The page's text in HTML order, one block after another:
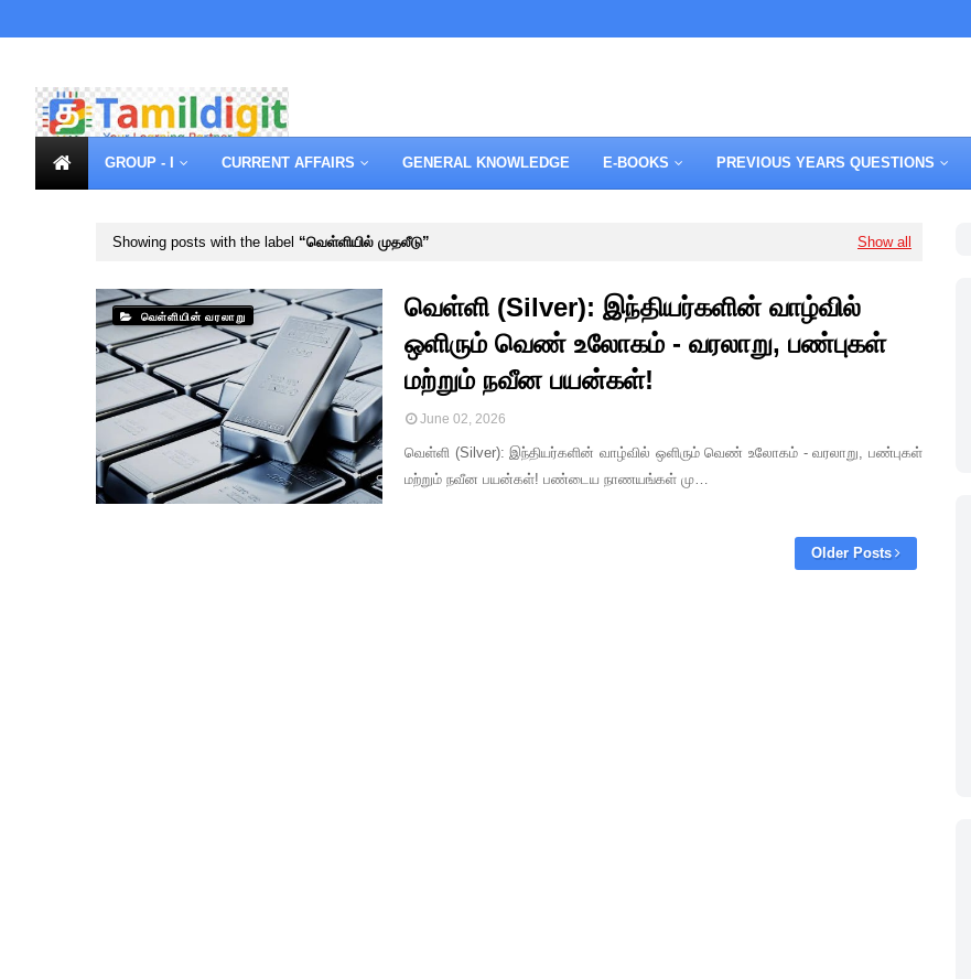
GROUP - I CURRENT AFFAIRS GENERAL KNOWLEDGE E-BOOKS PREVIOUS YEARS QUESTIONS
Showing posts with the label வெள்ளியில் முதலீடு Show all
வெள்ளியின் வரலாறு
வெள்ளி (Silver): இந்தியர்களின் வாழ்வில்
ஒளிரும் வெண் உலோகம் - வரலாறு, பண்புகள்
மற்றும் நவீன பயன்கள்!
June 02, 2026
வெள்ளி (Silver): இந்தியர்களின் வாழ்வில் ஒளிரும் வெண் உலோகம் - வரலாறு, பண்புகள்
மற்றும் நவீன பயன்கள்! பண்டைய நாணயங்கள் மு…
Older Posts